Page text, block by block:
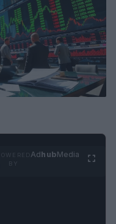
AdhubMedia